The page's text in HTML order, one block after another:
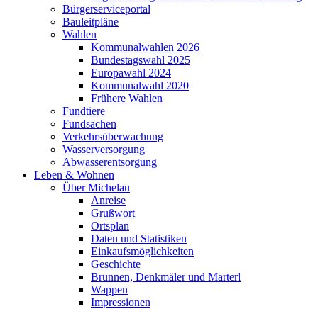
Bürgerserviceportal
Bauleitpläne
Wahlen
Kommunalwahlen 2026
Bundestagswahl 2025
Europawahl 2024
Kommunalwahl 2020
Frühere Wahlen
Fundtiere
Fundsachen
Verkehrsüberwachung
Wasserversorgung
Abwasserentsorgung
Leben & Wohnen
Über Michelau
Anreise
Grußwort
Ortsplan
Daten und Statistiken
Einkaufsmöglichkeiten
Geschichte
Brunnen, Denkmäler und Marterl
Wappen
Impressionen